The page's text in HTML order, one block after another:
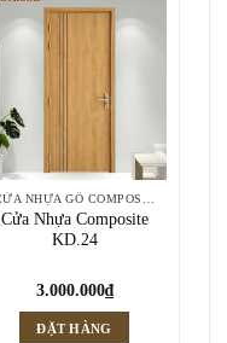
CỬA NHỰA GỖ COMPOSITE
Cửa Nhựa Composite
KD.24
3.000.000₫
ĐẶT HÀNG